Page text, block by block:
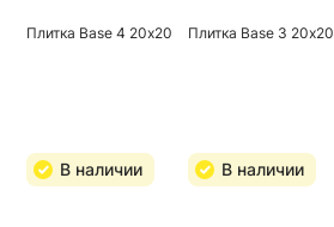
Плитка Base 4 20х20
В наличии
Плитка Base 3 20х20
В наличии